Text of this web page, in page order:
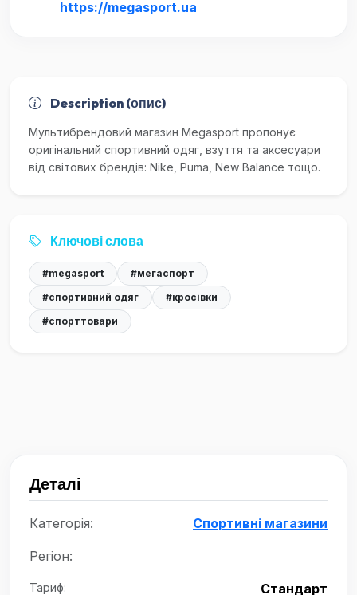
https://megasport.ua
Description (опис)
Мультибрендовий магазин Megasport пропонує
оригінальний спортивний одяг, взуття та аксесуари
від світових брендів: Nike, Puma, New Balance тощо.
Ключові слова
#megasport
#мегаспорт
#спортивний одяг
#кросівки
#спорттовари
Деталі
Категорія: Спортивні магазини
Регіон:
Тариф: Стандарт